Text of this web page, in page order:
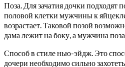
Поза. Для зачатия дочки подходят
половой клетки мужчины к
возрастает. Таковой позой
дама лежит на боку, а мужчина
Способ в стиле нью-эйдж. Это
дочери необходимо сильно